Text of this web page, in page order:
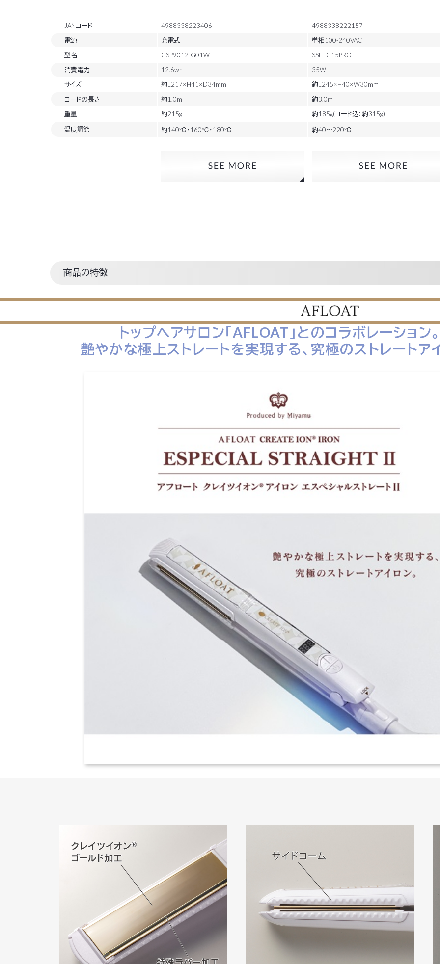
JANコード 4988338223406 4988338222157
電源
充電式 単相100-240VAC
型名
CSP9012-G01W SSIE-G15PRO
消費電力
12.6wh 35W
サイズ
約L217×H41×D34mm 約L245×H40×W30mm
コードの長さ
約1.0m 約3.0m
重量
約215g 約185g(コード込：約315g)
温度調節
約140℃・160℃・180℃ 約40～220℃
商品の特徴
トップヘアサロン「AFLOAT」とのコラボレーション。
艶やかな極上ストレートを実現する、究極のストレートア